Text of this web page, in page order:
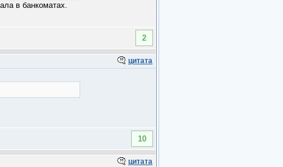
в банкоматах.
2
цитата
10
цитата